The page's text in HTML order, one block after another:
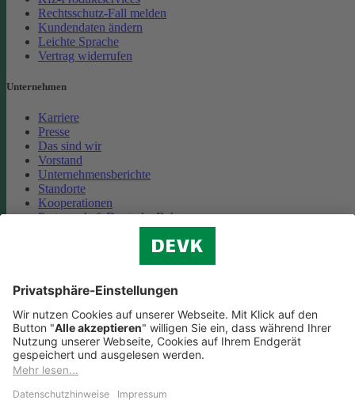
Rechtsschutz-Fall melden
Kundendaten ändern
Leichte Sprache
Vertrag widerrufen
Unternehmen
Karriere
Presse
Das sind wir
Vorstand
Unternehmensberichte
Standorte
Kooperationen
Partnerschaft Deutsche Bahn
Cookie-Einstellungen
Datenschutz
Impressum
Streitbeilegung